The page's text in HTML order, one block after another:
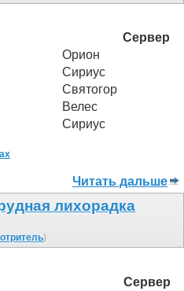
Сервер
Орион
Сириус
Святогор
Велес
Сириус
Читать дальше
лихорадка
)
Сервер